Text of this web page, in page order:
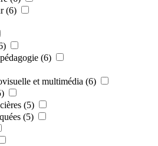
(6)
(6)
et multimédia (6)
(5)
(5)